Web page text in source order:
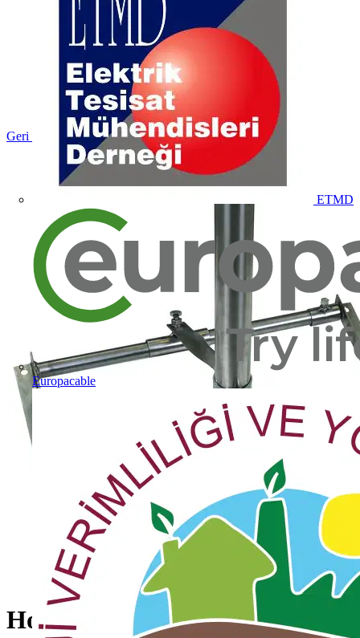
ETMD
Europacable
Geri dön Ürünler
Holder f. metal roofs f. spacing